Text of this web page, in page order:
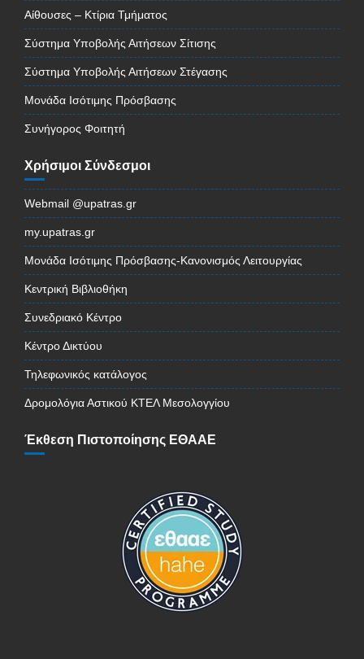
Αίθουσες – Κτίρια Τμήματος
Σύστημα Υποβολής Αιτήσεων Σίτισης
Σύστημα Υποβολής Αιτήσεων Στέγασης
Μονάδα Ισότιμης Πρόσβασης
Συνήγορος Φοιτητή
Χρήσιμοι Σύνδεσμοι
Webmail @upatras.gr
my.upatras.gr
Μονάδα Ισότιμης Πρόσβασης-Κανονισμός Λειτουργίας
Κεντρική Βιβλιοθήκη
Συνεδριακό Κέντρο
Κέντρο Δικτύου
Τηλεφωνικός κατάλογος
Δρομολόγια Αστικού ΚΤΕΛ Μεσολογγίου
Έκθεση Πιστοποίησης ΕΘΑΑΕ